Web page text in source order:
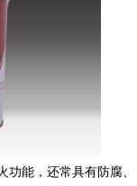
功能，还常具有防腐、